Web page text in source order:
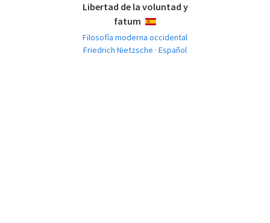
Libertad de la voluntad y
fatum
ESPAÑOL
Filosofía moderna occidental
Friedrich Nietzsche · Español